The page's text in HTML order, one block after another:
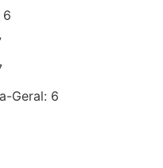
6
Geral: 6